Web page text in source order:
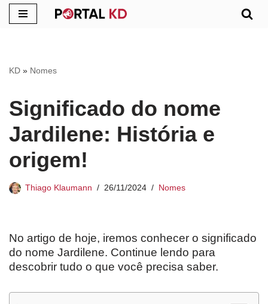
conteúdo
KD » Nomes
Significado do nome
Jardilene: História e
origem!
Thiago Klaumann 26/11/2024 Nomes
No artigo de hoje, iremos conhecer o significado
do nome Jardilene. Continue lendo para
descobrir tudo o que você precisa saber.